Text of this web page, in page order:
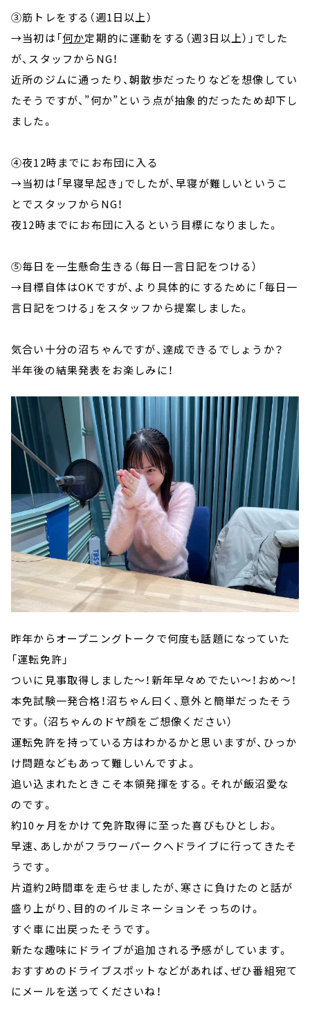
③筋トレをする（週1日以上）
→当初は「何か定期的に運動をする（週3日以上）」でした
が、スタッフからNG！
近所のジムに通ったり、朝散歩だったりなどを想像してい
たそうですが、”何か”という点が抽象的だったため却下し
ました。
④夜12時までにお布団に入る
→当初は「早寝早起き」でしたが、早寝が難しいというこ
とでスタッフからNG！
夜12時までにお布団に入るという目標になりました。
⑤毎日を一生懸命生きる（毎日一言日記をつける）
→目標自体はOKですが、より具体的にするために「毎日一
言日記をつける」をスタッフから提案しました。
気合い十分の沼ちゃんですが、達成できるでしょうか？
半年後の結果発表をお楽しみに！
昨年からオープニングトークで何度も話題になっていた
「運転免許」
ついに見事取得しました～！新年早々めでたい～！おめ～！
本免試験一発合格！沼ちゃん曰く、意外と簡単だったそう
です。（沼ちゃんのドヤ顔をご想像ください）
運転免許を持っている方はわかるかと思いますが、ひっか
け問題などもあって難しいんですよ。
追い込まれたときこそ本領発揮をする。それが飯沼愛な
のです。
約10ヶ月をかけて免許取得に至った喜びもひとしお。
早速、あしかがフラワーパークへドライブに行ってきたそ
うです。
片道約2時間車を走らせましたが、寒さに負けたのと話が
盛り上がり、目的のイルミネーションそっちのけ。
すぐ車に出戻ったそうです。
新たな趣味にドライブが追加される予感がしています。
おすすめのドライブスポットなどがあれば、ぜひ番組宛て
にメールを送ってくださいね！